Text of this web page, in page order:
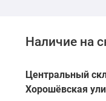
Наличие на
Центральный
Хорошёвская